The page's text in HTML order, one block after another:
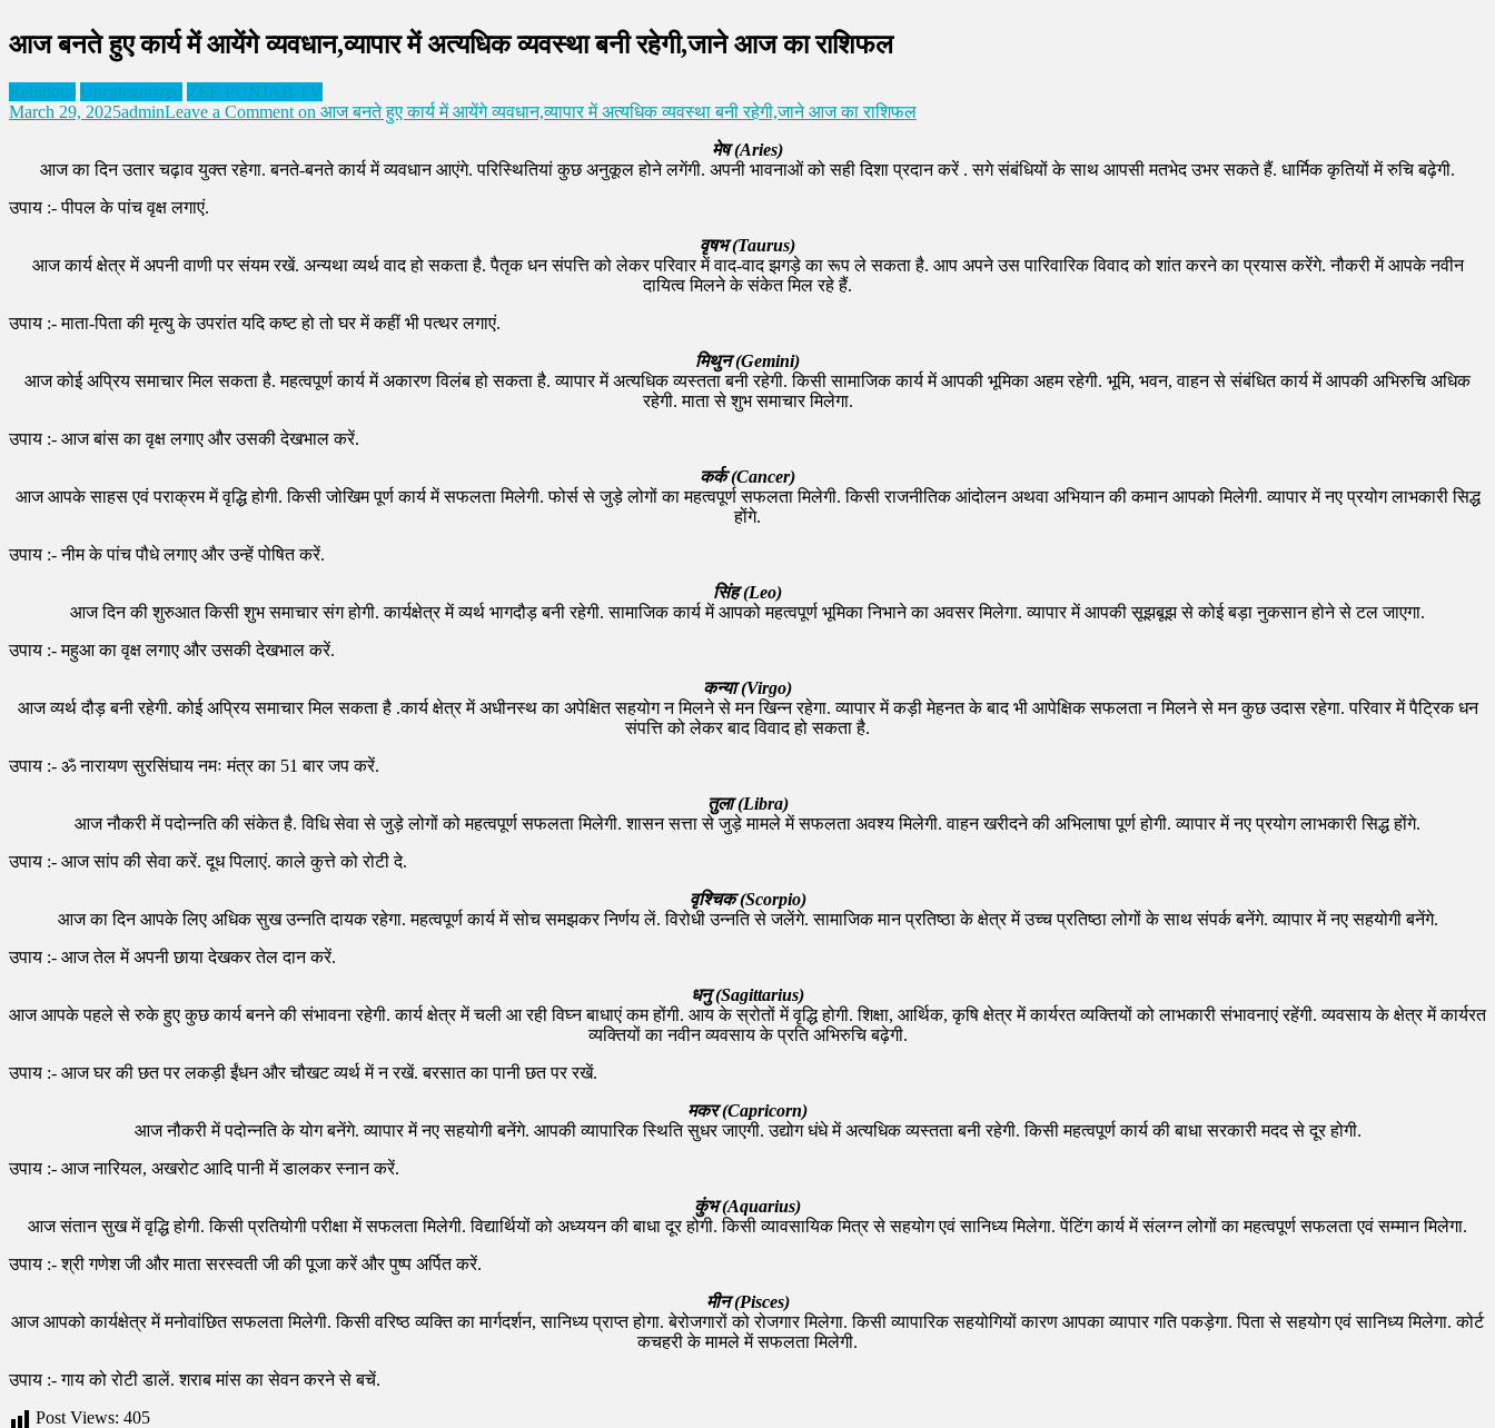
आज बनते हुए कार्य में आयेंगे व्यवधान,व्यापार में अत्यधिक व्यवस्था बनी रहेगी,जाने आज का राशिफल
Religious Uncategorized ZEE PUNJAB TV
March 29, 2025adminLeave a Comment on आज बनते हुए कार्य में आयेंगे व्यवधान,व्यापार में अत्यधिक व्यवस्था बनी रहेगी,जाने आज का राशिफल
मेष (Aries)
आज का दिन उतार चढ़ाव युक्त रहेगा. बनते-बनते कार्य में व्यवधान आएंगे. परिस्थितियां कुछ अनुकूल होने लगेंगी. अपनी भावनाओं को सही दिशा प्रदान करें . सगे संबंधियों के साथ आपसी मतभेद उभर सकते हैं. धार्मिक कृतियों में रुचि बढ़ेगी.
उपाय :- पीपल के पांच वृक्ष लगाएं.
वृषभ (Taurus)
आज कार्य क्षेत्र में अपनी वाणी पर संयम रखें. अन्यथा व्यर्थ वाद हो सकता है. पैतृक धन संपत्ति को लेकर परिवार में वाद-वाद झगड़े का रूप ले सकता है. आप अपने उस पारिवारिक विवाद को शांत करने का प्रयास करेंगे. नौकरी में आपके नवीन
दायित्व मिलने के संकेत मिल रहे हैं.
उपाय :- माता-पिता की मृत्यु के उपरांत यदि कष्ट हो तो घर में कहीं भी पत्थर लगाएं.
मिथुन (Gemini)
आज कोई अप्रिय समाचार मिल सकता है. महत्वपूर्ण कार्य में अकारण विलंब हो सकता है. व्यापार में अत्यधिक व्यस्तता बनी रहेगी. किसी सामाजिक कार्य में आपकी भूमिका अहम रहेगी. भूमि, भवन, वाहन से संबंधित कार्य में आपकी अभिरुचि अधिक
रहेगी. माता से शुभ समाचार मिलेगा.
उपाय :- आज बांस का वृक्ष लगाए और उसकी देखभाल करें.
कर्क (Cancer)
आज आपके साहस एवं पराक्रम में वृद्धि होगी. किसी जोखिम पूर्ण कार्य में सफलता मिलेगी. फोर्स से जुड़े लोगों का महत्वपूर्ण सफलता मिलेगी. किसी राजनीतिक आंदोलन अथवा अभियान की कमान आपको मिलेगी. व्यापार में नए प्रयोग लाभकारी सिद्ध
होंगे.
उपाय :- नीम के पांच पौधे लगाए और उन्हें पोषित करें.
सिंह (Leo)
आज दिन की शुरुआत किसी शुभ समाचार संग होगी. कार्यक्षेत्र में व्यर्थ भागदौड़ बनी रहेगी. सामाजिक कार्य में आपको महत्वपूर्ण भूमिका निभाने का अवसर मिलेगा. व्यापार में आपकी सूझबूझ से कोई बड़ा नुकसान होने से टल जाएगा.
उपाय :- महुआ का वृक्ष लगाए और उसकी देखभाल करें.
कन्या (Virgo)
आज व्यर्थ दौड़ बनी रहेगी. कोई अप्रिय समाचार मिल सकता है .कार्य क्षेत्र में अधीनस्थ का अपेक्षित सहयोग न मिलने से मन खिन्न रहेगा. व्यापार में कड़ी मेहनत के बाद भी आपेक्षिक सफलता न मिलने से मन कुछ उदास रहेगा. परिवार में पैट्रिक धन
संपत्ति को लेकर बाद विवाद हो सकता है.
उपाय :- ॐ नारायण सुरसिंघाय नमः मंत्र का 51 बार जप करें.
तुला (Libra)
आज नौकरी में पदोन्नति की संकेत है. विधि सेवा से जुड़े लोगों को महत्वपूर्ण सफलता मिलेगी. शासन सत्ता से जुड़े मामले में सफलता अवश्य मिलेगी. वाहन खरीदने की अभिलाषा पूर्ण होगी. व्यापार में नए प्रयोग लाभकारी सिद्ध होंगे.
उपाय :- आज सांप की सेवा करें. दूध पिलाएं. काले कुत्ते को रोटी दे.
वृश्चिक (Scorpio)
आज का दिन आपके लिए अधिक सुख उन्नति दायक रहेगा. महत्वपूर्ण कार्य में सोच समझकर निर्णय लें. विरोधी उन्नति से जलेंगे. सामाजिक मान प्रतिष्ठा के क्षेत्र में उच्च प्रतिष्ठा लोगों के साथ संपर्क बनेंगे. व्यापार में नए सहयोगी बनेंगे.
उपाय :- आज तेल में अपनी छाया देखकर तेल दान करें.
धनु (Sagittarius)
आज आपके पहले से रुके हुए कुछ कार्य बनने की संभावना रहेगी. कार्य क्षेत्र में चली आ रही विघ्न बाधाएं कम होंगी. आय के स्रोतों में वृद्धि होगी. शिक्षा, आर्थिक, कृषि क्षेत्र में कार्यरत व्यक्तियों को लाभकारी संभावनाएं रहेंगी. व्यवसाय के क्षेत्र में कार्यरत
व्यक्तियों का नवीन व्यवसाय के प्रति अभिरुचि बढ़ेगी.
उपाय :- आज घर की छत पर लकड़ी ईंधन और चौखट व्यर्थ में न रखें. बरसात का पानी छत पर रखें.
मकर (Capricorn)
आज नौकरी में पदोन्नति के योग बनेंगे. व्यापार में नए सहयोगी बनेंगे. आपकी व्यापारिक स्थिति सुधर जाएगी. उद्योग धंधे में अत्यधिक व्यस्तता बनी रहेगी. किसी महत्वपूर्ण कार्य की बाधा सरकारी मदद से दूर होगी.
उपाय :- आज नारियल, अखरोट आदि पानी में डालकर स्नान करें.
कुंभ (Aquarius)
आज संतान सुख में वृद्धि होगी. किसी प्रतियोगी परीक्षा में सफलता मिलेगी. विद्यार्थियों को अध्ययन की बाधा दूर होगी. किसी व्यावसायिक मित्र से सहयोग एवं सानिध्य मिलेगा. पेंटिंग कार्य में संलग्न लोगों का महत्वपूर्ण सफलता एवं सम्मान मिलेगा.
उपाय :- श्री गणेश जी और माता सरस्वती जी की पूजा करें और पुष्प अर्पित करें.
मीन (Pisces)
आज आपको कार्यक्षेत्र में मनोवांछित सफलता मिलेगी. किसी वरिष्ठ व्यक्ति का मार्गदर्शन, सानिध्य प्राप्त होगा. बेरोजगारों को रोजगार मिलेगा. किसी व्यापारिक सहयोगियों कारण आपका व्यापार गति पकड़ेगा. पिता से सहयोग एवं सानिध्य मिलेगा. कोर्ट
कचहरी के मामले में सफलता मिलेगी.
उपाय :- गाय को रोटी डालें. शराब मांस का सेवन करने से बचें.
Post Views: 405